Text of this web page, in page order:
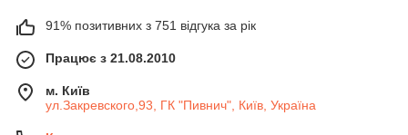
91% позитивних з 751 відгука за рік
Працює з 21.08.2010
м. Київ
ул.Закревского,93, ГК "Пивнич", Київ, Україна